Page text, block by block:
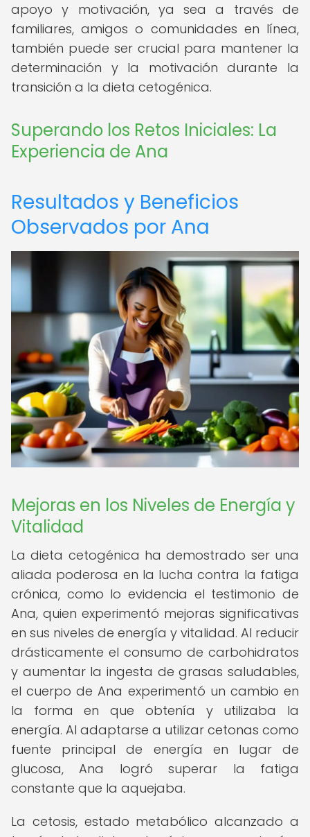
apoyo y motivación, ya sea a través de
familiares, amigos o comunidades en línea,
también puede ser crucial para mantener la
determinación y la motivación durante la
transición a la dieta cetogénica.
Superando los Retos Iniciales: La
Experiencia de Ana
Resultados y Beneficios
Observados por Ana
Mejoras en los Niveles de Energía y
Vitalidad
La dieta cetogénica ha demostrado ser una
aliada poderosa en la lucha contra la fatiga
crónica, como lo evidencia el testimonio de
Ana, quien experimentó mejoras significativas
en sus niveles de energía y vitalidad. Al reducir
drásticamente el consumo de carbohidratos
y aumentar la ingesta de grasas saludables,
el cuerpo de Ana experimentó un cambio en
la forma en que obtenía y utilizaba la
energía. Al adaptarse a utilizar cetonas como
fuente principal de energía en lugar de
glucosa, Ana logró superar la fatiga
constante que la aquejaba.
La cetosis, estado metabólico alcanzado a